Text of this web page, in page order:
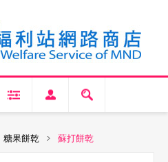
糖果餅乾 蘇打餅乾